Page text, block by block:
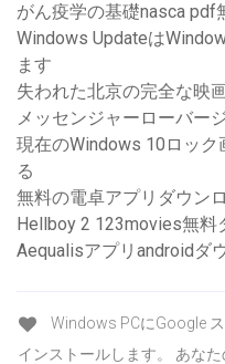
がん疫学の基礎nasca pdf
Windows Updateは
ます
失われた北京の完全な映
メッセンジャーローバー
現在のWindows 10ロッ
る
無料の電卓アプリダウン
Hellboy 2 123movies無料
Aequalisアプリandroidダ
Windows PCにGoogle
インストールします。 あな